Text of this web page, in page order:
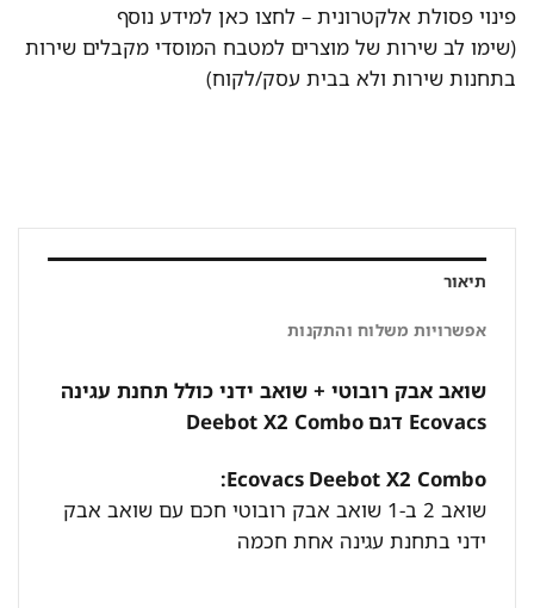
פינוי פסולת אלקטרונית –לחצו כאן למידע נוסף
(שימו לב שירות של מוצרים למטבח המוסדי מקבלים שירות
בתחנות שירות ולא בבית עסק/לקוח)
תיאור
אפשרויות משלוח והתקנות
שואב אבק רובוטי + שואב ידני כולל תחנת עגינה
Ecovacs דגם Deebot X2 Combo
EcovacsDeebot X2 Combo:
שואב 2 ב-1 שואב אבק רובוטי חכם עם שואב אבק
ידני בתחנת עגינה אחת חכמה